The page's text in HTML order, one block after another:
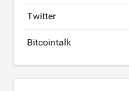
Twitter
Bitcointalk